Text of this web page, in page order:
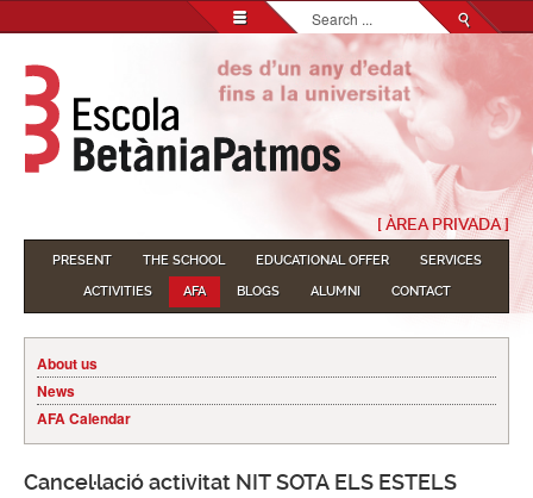
Search...
[ ÀREA PRIVADA ]
PRESENT THE SCHOOL EDUCATIONAL OFFER
SERVICES
ACTIVITIES
AFA BLOGS ALUMNI CONTACT
About us
News
AFA Calendar
Cancel·lació activitat NIT SOTA ELS ESTELS